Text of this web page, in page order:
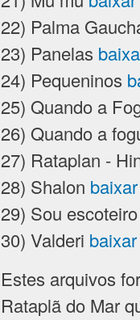
22) Palma
23) Panelas
24) Pequeninos
25) Quando a
26) Quando a
27) Rataplan -
28) Shalon
29) Sou
30) Valderi
Estes arquivos
Rataplã do Mar